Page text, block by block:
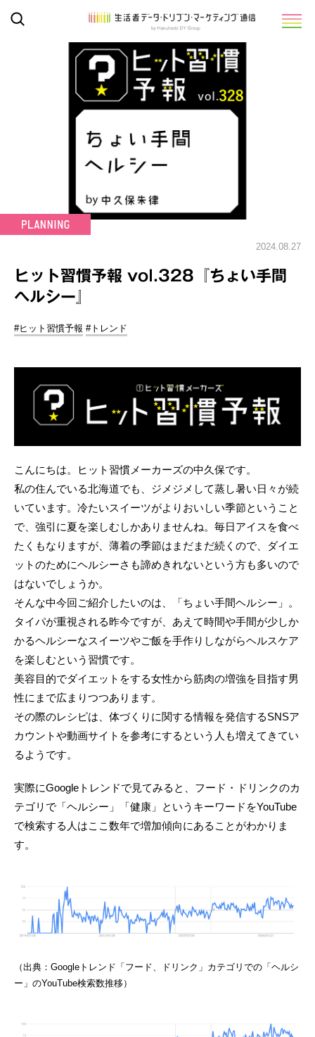
2024.08.27
ヒット習慣予報 vol.328『ちょい手間
ヘルシー』
#ヒット習慣予報 #トレンド
こんにちは。ヒット習慣メーカーズの中久保です。
私の住んでいる北海道でも、ジメジメして蒸し暑い日々が続
いています。冷たいスイーツがよりおいしい季節ということ
で、強引に夏を楽しむしかありませんね。毎日アイスを食べ
たくもなりますが、薄着の季節はまだまだ続くので、ダイエ
ットのためにヘルシーさも諦めきれないという方も多いので
はないでしょうか。
そんな中今回ご紹介したいのは、「ちょい手間ヘルシー」。
タイパが重視される昨今ですが、あえて時間や手間が少しか
かるヘルシーなスイーツやご飯を手作りしながらヘルスケア
を楽しむという習慣です。
美容目的でダイエットをする女性から筋肉の増強を目指す男
性にまで広まりつつあります。
その際のレシピは、体づくりに関する情報を発信するSNSア
カウントや動画サイトを参考にするという人も増えてきてい
るようです。
実際にGoogleトレンドで見てみると、フード・ドリンクのカ
テゴリで「ヘルシー」「健康」というキーワードをYouTube
で検索する人はここ数年で増加傾向にあることがわかりま
す。
（出典：Googleトレンド「フード、ドリンク」カテゴリでの「ヘルシ
ー」のYouTube検索数推移）